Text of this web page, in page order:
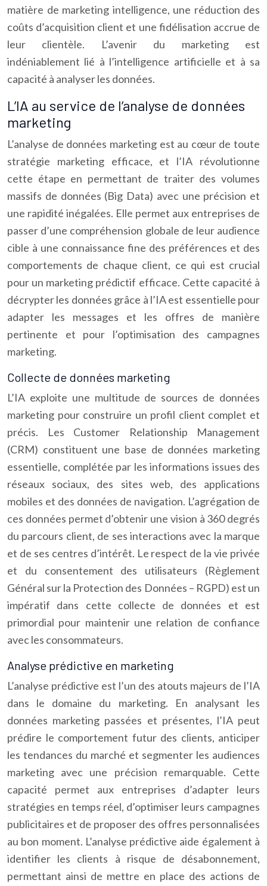
matière de marketing intelligence, une réduction des
coûts d’acquisition client et une fidélisation accrue de
leur clientèle. L’avenir du marketing est
indéniablement lié à l’intelligence artificielle et à sa
capacité à analyser les données.
L’IA au service de l’analyse de données
marketing
L’analyse de données marketing est au cœur de toute
stratégie marketing efficace, et l’IA révolutionne
cette étape en permettant de traiter des volumes
massifs de données (Big Data) avec une précision et
une rapidité inégalées. Elle permet aux entreprises de
passer d’une compréhension globale de leur audience
cible à une connaissance fine des préférences et des
comportements de chaque client, ce qui est crucial
pour un marketing prédictif efficace. Cette capacité à
décrypter les données grâce à l’IA est essentielle pour
adapter les messages et les offres de manière
pertinente et pour l’optimisation des campagnes
marketing.
Collecte de données marketing
L’IA exploite une multitude de sources de données
marketing pour construire un profil client complet et
précis. Les Customer Relationship Management
(CRM) constituent une base de données marketing
essentielle, complétée par les informations issues des
réseaux sociaux, des sites web, des applications
mobiles et des données de navigation. L’agrégation de
ces données permet d’obtenir une vision à 360 degrés
du parcours client, de ses interactions avec la marque
et de ses centres d’intérêt. Le respect de la vie privée
et du consentement des utilisateurs (Règlement
Général sur la Protection des Données – RGPD) est un
impératif dans cette collecte de données et est
primordial pour maintenir une relation de confiance
avec les consommateurs.
Analyse prédictive en marketing
L’analyse prédictive est l’un des atouts majeurs de l’IA
dans le domaine du marketing. En analysant les
données marketing passées et présentes, l’IA peut
prédire le comportement futur des clients, anticiper
les tendances du marché et segmenter les audiences
marketing avec une précision remarquable. Cette
capacité permet aux entreprises d’adapter leurs
stratégies en temps réel, d’optimiser leurs campagnes
publicitaires et de proposer des offres personnalisées
au bon moment. L’analyse prédictive aide également à
identifier les clients à risque de désabonnement,
permettant ainsi de mettre en place des actions de